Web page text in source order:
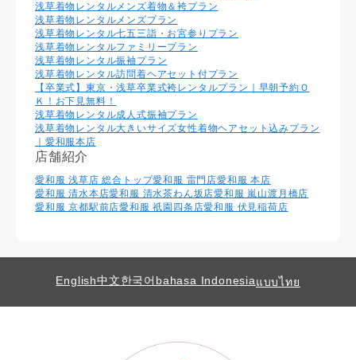
浅草着物レンタルメンズ着物＆袴プラン
浅草着物レンタルメンズプラン
浅草着物レンタル七五三詣・お宮参りプラン
浅草着物レンタルファミリープラン
浅草着物レンタル振袖プラン
浅草着物レンタル訪問着ヘアセット付プラン
【卒業式】東京・浅草卒業式袴レンタルプラン｜早朝予約Ｏ
Ｋ！お下見無料！
浅草着物レンタル成人式振袖プラン
浅草着物レンタル大きいサイズ女性着物ヘアセット込みプラン
｜愛和服本店
店舗紹介
愛和服 浅草店 総合トップ愛和服 雷門店愛和服 本店
愛和服 清水本店愛和服 清水茶わん坂店愛和服 嵐山渡月橋店
愛和服 京都駅前店愛和服 祇園四条店愛和服 伏見稲荷店
English中文한국어 bahasa Indonesiaแบบไทย